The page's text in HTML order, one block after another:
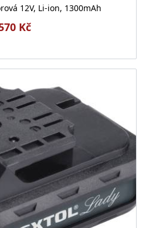
12V, Li-ion, 1300mAh
Kč